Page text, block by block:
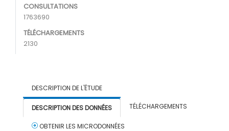
CONSULTATIONS
1763690
TÉLÉCHARGEMENTS
2130
DESCRIPTION DE L'ÉTUDE
DESCRIPTION DES DONNÉES TÉLÉCHARGEMENTS
OBTENIR LES MICRODONNÉES